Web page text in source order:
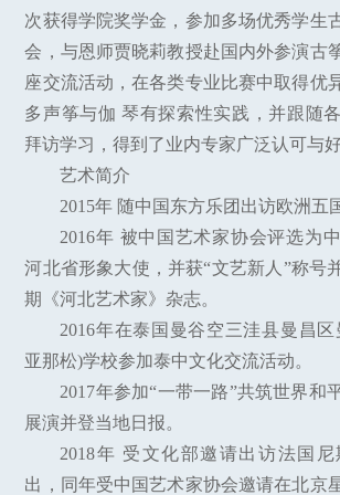
次获得学院奖学金，参加多场优秀学生
会，与恩师贾晓莉教授赴国内外参演古
座交流活动，在各类专业比赛中取得优
多声筝与伽 琴有探索性实践，并跟随
拜访学习，得到了业内专家广泛认可与好
艺术简介
2015年 随中国东方乐团出访欧洲五
2016年 被中国艺术家协会评选为
河北省形象大使，并获“文艺新人”称号
期《河北艺术家》杂志。
2016年在泰国曼谷空三洼县曼昌
亚那松)学校参加泰中文化交流活动。
2017年参加“一带一路”共筑世界和
展演并登当地日报。
2018年 受文化部邀请出访法国
出，同年受中国艺术家协会邀请在北京